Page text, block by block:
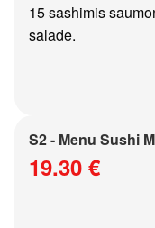
15 sashimis
salade.
S2 - Menu Sushi
19.30 €